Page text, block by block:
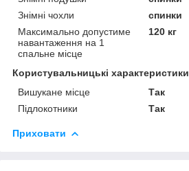
Знімні чохли
спинки
Максимально допустиме
навантаження на 1
спальне місце
120 кг
Користувальницькі характеристики
Вишукане місце
Так
Підлокотники
Так
Приховати